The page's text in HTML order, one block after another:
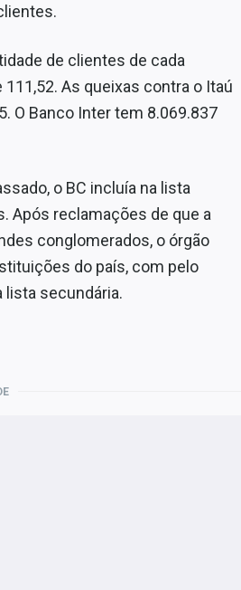
de clientes de cada
As queixas contra o Itaú
O Banco Inter tem 8.069.837
o BC incluía na lista
Após reclamações de que a
conglomerados, o órgão
do país, com pelo
lista secundária.